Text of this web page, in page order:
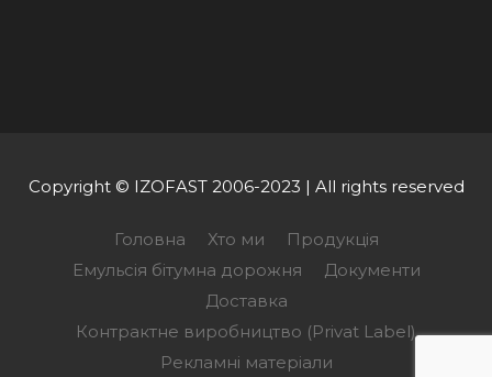
Copyright © IZOFAST 2006-2023 | All rights reserved
Головна Хто ми
Продукція
Емульсія бітумна дорожня
Документи
Доставка
Контрактне виробництво (Privat Label)
Рекламні матеріали